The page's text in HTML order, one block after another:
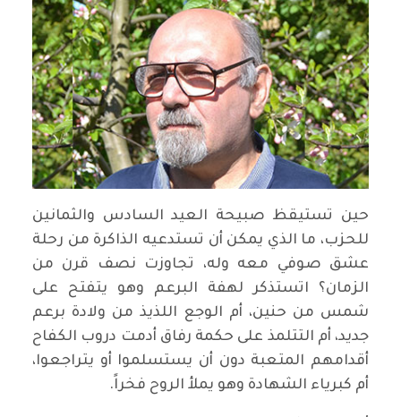
حين تستيقظ صبيحة العيد السادس والثمانين
للحزب، ما الذي يمكن أن تستدعيه الذاكرة من رحلة
عشق صوفي معه وله، تجاوزت نصف قرن من
الزمان؟ اتستذكر لهفة البرعم وهو يتفتح على
شمس من حنين، أم الوجع اللذيذ من ولادة برعم
جديد، أم التتلمذ على حكمة رفاق أدمت دروب الكفاح
أقدامهم المتعبة دون أن يستسلموا أو يتراجعوا،
أم كبرياء الشهادة وهو يملأ الروح فخراً.